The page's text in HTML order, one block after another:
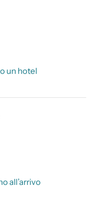
un hotel
all’arrivo